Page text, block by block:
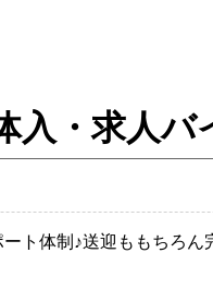
入・求人バ
ト体制♪送迎ももちろん